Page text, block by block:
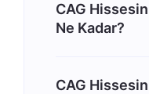
CAG
Ne Kadar?
CAG